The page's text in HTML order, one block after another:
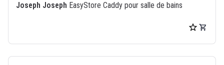
Joseph Joseph EasyStore Caddy pour salle de bains